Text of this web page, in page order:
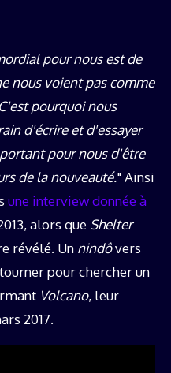
pour nous est de
nous voient pas comme
pourquoi nous
d'écrire et d'essayer
pour nous d'être
de la nouveauté." Ainsi
une interview donnée à
alors que Shelter
révélé. Un nindôvers
pour chercher un
Volcano, leur
2017.